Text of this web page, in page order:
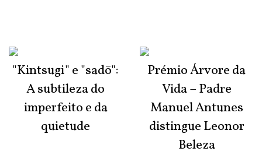
"Kintsugi" e "sadō":
A subtileza do
imperfeito e da
quietude
Prémio Árvore da
Vida – Padre
Manuel Antunes
distingue Leonor
Beleza